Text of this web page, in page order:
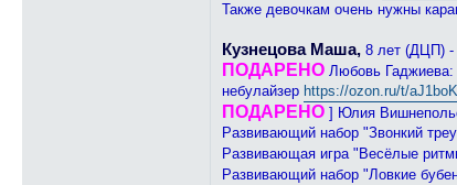
Также девочкам очень нужны
Кузнецова Маша, 8 лет (ДЦП) -
ПОДАРЕНО Любовь Гаджиева:
небулайзер https://ozon.ru/t/
ПОДАРЕНО ] Юлия
Развивающий набор "Звонкий
Развивающая игра "Весёлые
Развивающий набор "Ловкие